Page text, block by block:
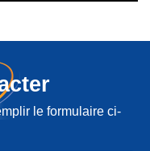
le formulaire ci-